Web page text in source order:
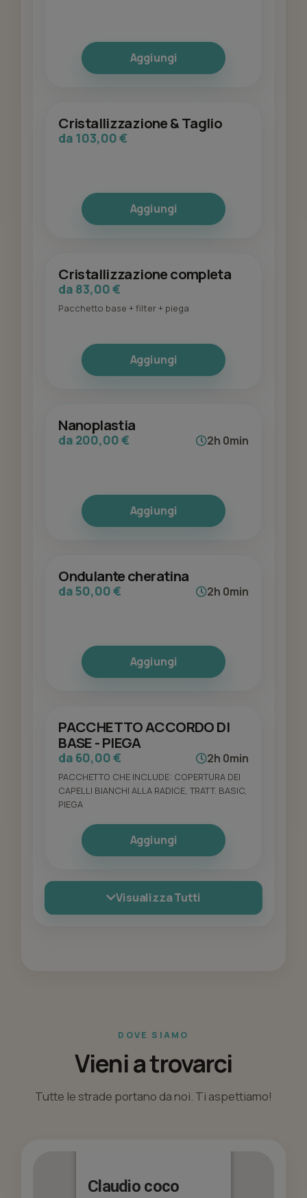
Aggiungi
Cristallizzazione & Taglio
da 103,00 €
Aggiungi
Cristallizzazione completa
da 83,00 €
Pacchetto base + filter + piega
Aggiungi
Nanoplastia
da 200,00 € 2h 0min
Aggiungi
Ondulante cheratina
da 50,00 € 2h 0min
Aggiungi
PACCHETTO ACCORDO DI
BASE - PIEGA
da 60,00 € 2h 0min
PACCHETTO CHE INCLUDE: COPERTURA DEI
CAPELLI BIANCHI ALLA RADICE, TRATT. BASIC,
PIEGA
Aggiungi
Visualizza Tutti
DOVE SIAMO
Vieni a trovarci
Tutte le strade portano da noi. Ti aspettiamo!
Claudio coco